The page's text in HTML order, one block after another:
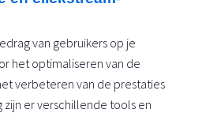
van gebruikers op je
het optimaliseren van de
verbeteren van de prestaties
zijn er verschillende tools en